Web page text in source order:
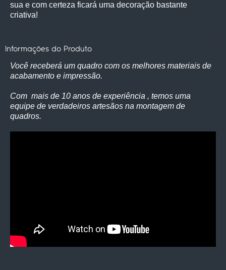
sua e com certeza ficará uma decoração bastante
criativa!
Informações do Produto
Você receberá um quadro com os melhores materiais de
acabamento e impressão.
Com mais de 10 anos de experiência , temos uma
equipe de verdadeiros artesãos na montagem de
quadros.